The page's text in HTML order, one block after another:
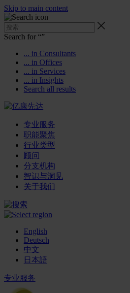
Skip to main content
Search for “”
... in Consultants
... in Offices
... in Services
... in Insights
Search all results
专业服务
职能聚焦
行业类型
顾问
分支机构
智识与洞见
关于我们
English
Deutsch
中文
日本語
专业服务